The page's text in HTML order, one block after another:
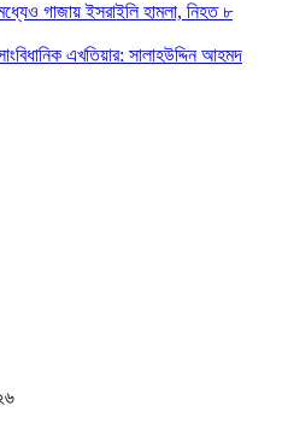
গাজায় ইসরাইলি হামলা, নিহত ৮
সাংবিধানিক এখতিয়ার: সালাহউদ্দিন আহমদ